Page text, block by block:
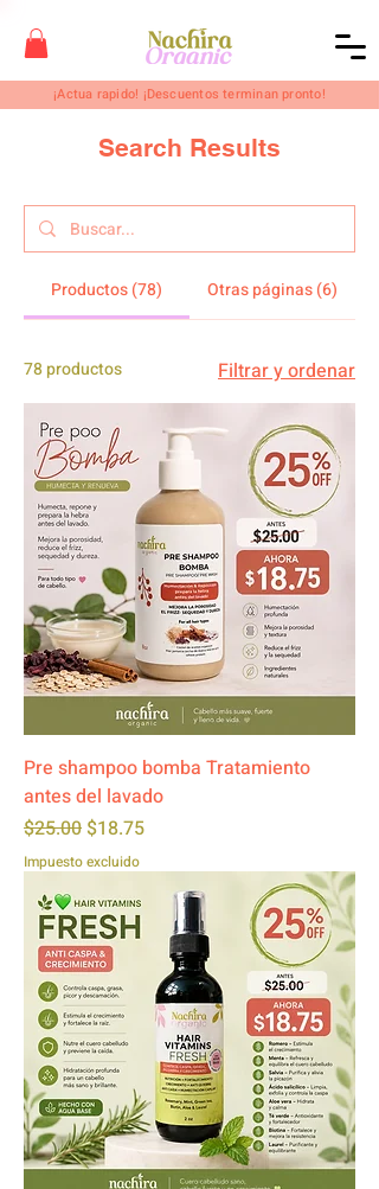
¡Actua rapido! ¡Descuentos terminan pronto!
Search Results
Productos (78) Otras páginas (6)
78 productos Filtrar y ordenar
Pre shampoo bomba Tratamiento
antes del lavado
Precio
$25.00 Precio de oferta
$18.75
Impuesto excluido